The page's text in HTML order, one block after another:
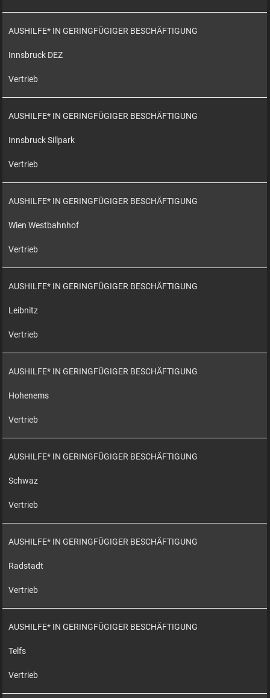
AUSHILFE* IN GERINGFÜGIGER BESCHÄFTIGUNG
Innsbruck DEZ
Vertrieb
AUSHILFE* IN GERINGFÜGIGER BESCHÄFTIGUNG
Innsbruck Sillpark
Vertrieb
AUSHILFE* IN GERINGFÜGIGER BESCHÄFTIGUNG
Wien Westbahnhof
Vertrieb
AUSHILFE* IN GERINGFÜGIGER BESCHÄFTIGUNG
Leibnitz
Vertrieb
AUSHILFE* IN GERINGFÜGIGER BESCHÄFTIGUNG
Hohenems
Vertrieb
AUSHILFE* IN GERINGFÜGIGER BESCHÄFTIGUNG
Schwaz
Vertrieb
AUSHILFE* IN GERINGFÜGIGER BESCHÄFTIGUNG
Radstadt
Vertrieb
AUSHILFE* IN GERINGFÜGIGER BESCHÄFTIGUNG
Telfs
Vertrieb